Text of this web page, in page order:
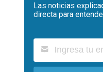
Las noticias
directa para